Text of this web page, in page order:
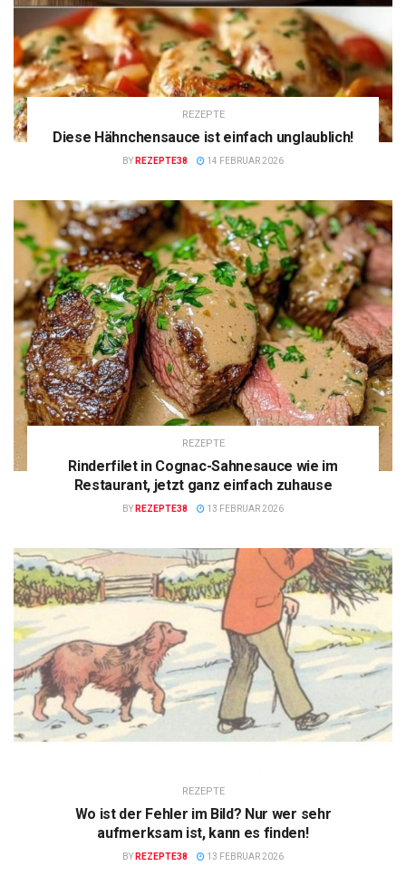
REZEPTE
Diese Hähnchensauce ist einfach unglaublich!
BY REZEPTE38 14 FEBRUAR 2026
REZEPTE
Rinderfilet in Cognac-Sahnesauce wie im
Restaurant, jetzt ganz einfach zuhause
BY REZEPTE38 13 FEBRUAR 2026
REZEPTE
Wo ist der Fehler im Bild? Nur wer sehr
aufmerksam ist, kann es finden!
BY REZEPTE38 13 FEBRUAR 2026